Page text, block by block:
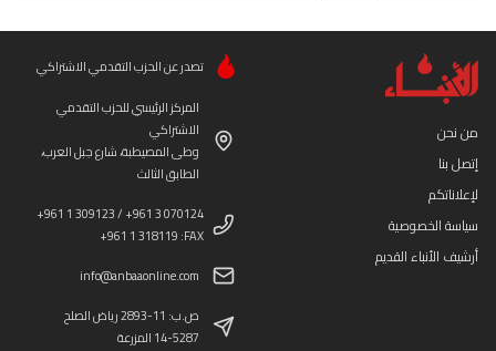
من نحن
إتصل بنا
لإعلاناتكم
سياسة الخصوصية
أرشيف الأنباء القديم
تصدر عن الحزب التقدمي الاشتراكي
المركز الرئيسي للحزب التقدمي
الاشتراكي
وطى المصيطبة، شارع جبل العرب،
الطابق الثالث
+961 1 309123 / +961 3 070124
+961 1 318119 :FAX
info@anbaaonline.com
ص.ب: 11-2893 رياض الصلح
14-5287 المزرعة